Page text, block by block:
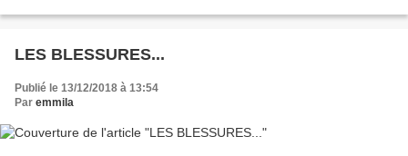
LES BLESSURES...
Publié le 13/12/2018 à 13:54
Par emmila